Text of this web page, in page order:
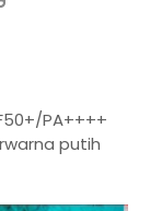
PA++++
putih